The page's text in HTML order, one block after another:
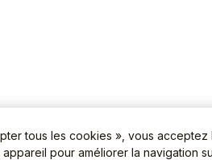
tous les cookies », vous
pour améliorer la navigation